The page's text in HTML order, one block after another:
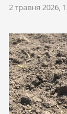
2 травня 2026,